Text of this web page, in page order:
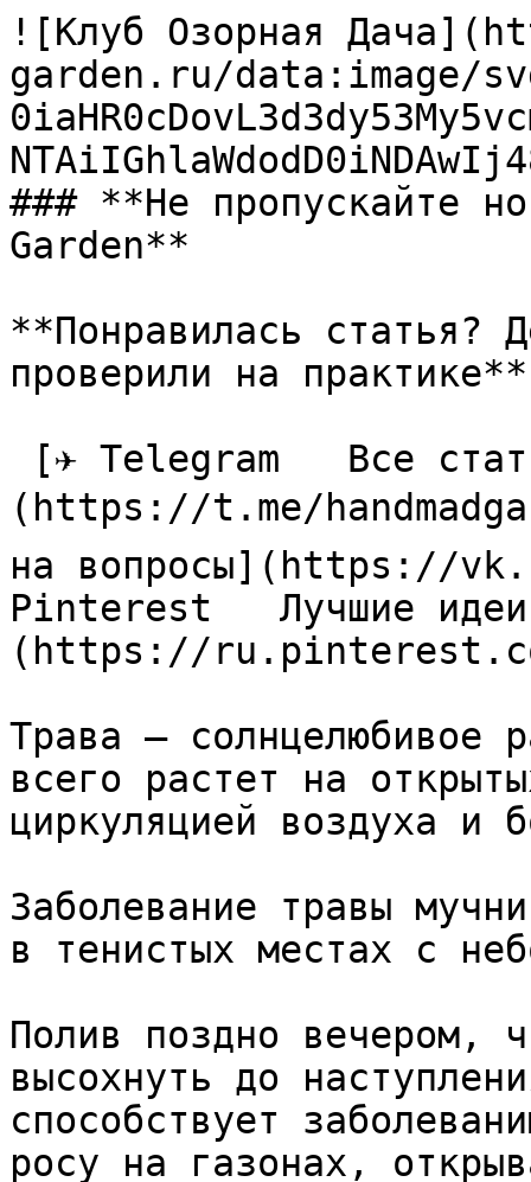
![Клуб Озорная
garden.ru/data:image/
### **Не пропускайте
Garden**
**Понравилась статья?
проверили на практике**
(https://t.me/
на вопросы](https://
Pinterest   Лучшие
(https://
Трава — солнцелюбивое
всего растет на
циркуляцией воздуха и
Заболевание травы
в тенистых местах с
Полив поздно вечером,
высохнуть до
способствует
росу на газонах,